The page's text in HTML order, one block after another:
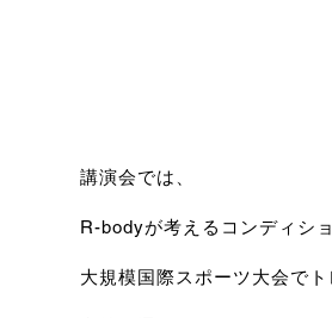
講演会では、
R-bodyが考えるコンディシ
大規模国際スポーツ大会で